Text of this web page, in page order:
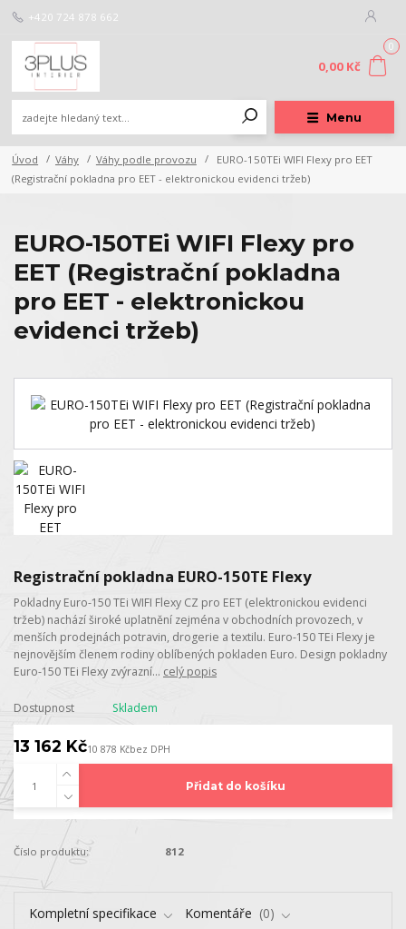
Menu
+420 724 878 662
0
0,00 Kč
Úvod Váhy Váhy podle provozu
EURO-150TEi WIFI Flexy pro EET
(Registrační pokladna pro EET - elektronickou evidenci tržeb)
EURO-150TEi WIFI Flexy pro
EET (Registrační pokladna
pro EET - elektronickou
evidenci tržeb)
Registrační pokladna EURO-150TE Flexy
Pokladny Euro-150 TEi WIFI Flexy CZ pro EET (elektronickou evidenci
tržeb) nachází široké uplatnění zejména v obchodních provozech, v
menších prodejnách potravin, drogerie a textilu. Euro-150 TEi Flexy je
nejnovějším členem rodiny oblíbených pokladen Euro. Design pokladny
Euro-150 TEi Flexy zvýrazní... celý popis
Dostupnost Skladem
13 162 Kč10 878 Kčbez DPH
Přidat do košíku
Číslo produktu: 812
Kompletní specifikace Komentáře 0